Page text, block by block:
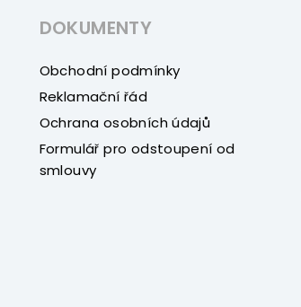
DOKUMENTY
Obchodní podmínky
Reklamační řád
Ochrana osobních údajů
Formulář pro odstoupení od
smlouvy